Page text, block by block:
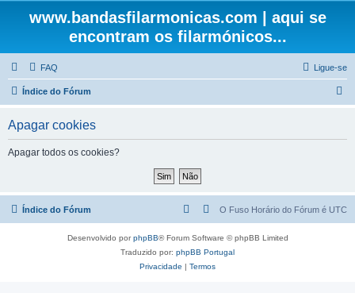
www.bandasfilarmonicas.com | aqui se
encontram os filarmónicos...
FAQ Ligue-se
Índice do Fórum
a
Apagar cookies
Apagar todos os cookies?
Índice do Fórum O Fuso Horário do Fórum é UTC
Desenvolvido porphpBB® Forum Software © phpBB Limited
Traduzido por: phpBB Portugal
Privacidade | Termos